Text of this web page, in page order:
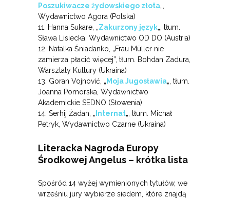
Poszukiwacze żydowskiego złota„,
Wydawnictwo Agora (Polska)
11. Hanna Sukare, „Zakurzony język„, tłum.
Sława Lisiecka, Wydawnictwo OD DO (Austria)
12. Natalka Śniadanko, „Frau Müller nie
zamierza płacić więcej”, tłum. Bohdan Zadura,
Warsztaty Kultury (Ukraina)
13. Goran Vojnović, „ Moja Jugosławia„, tłum.
Joanna Pomorska, Wydawnictwo
Akademickie SEDNO (Słowenia)
14. Serhij Żadan, „ Internat„, tłum. Michał
Petryk, Wydawnictwo Czarne (Ukraina)
Literacka Nagroda Europy
Środkowej Angelus – krótka lista
Spośród 14 wyżej wymienionych tytułów, we
wrześniu jury wybierze siedem, które znajdą